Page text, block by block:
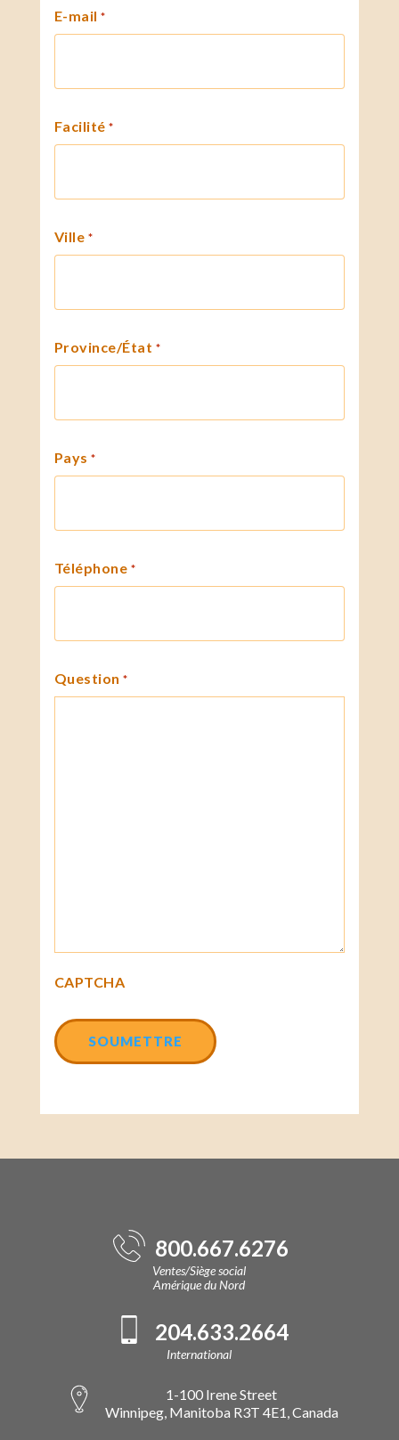
E-mail *
Facilité *
Ville *
Province/État *
Pays *
Téléphone *
Question *
CAPTCHA
800.667.6276
Ventes/Siège social
Amérique du Nord
204.633.2664
International
1-100 Irene Street
Winnipeg, Manitoba R3T 4E1, Canada